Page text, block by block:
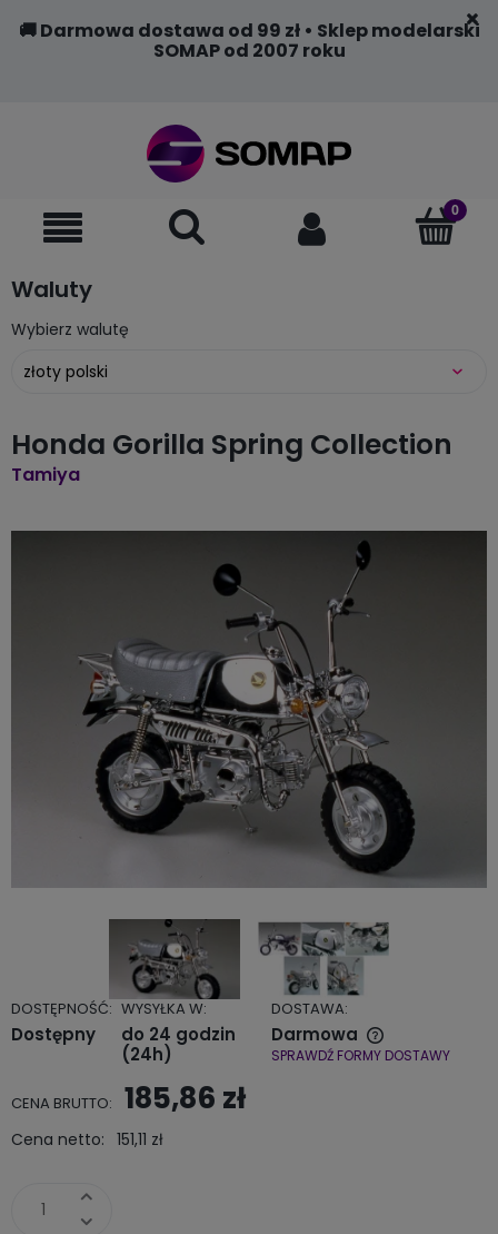
🚚 Darmowa dostawa od 99 zł • Sklep modelarski
SOMAP od 2007 roku
Waluty
Wybierz walutę
Honda Gorilla Spring Collection
Tamiya
DOSTĘPNOŚĆ:
Dostępny
WYSYŁKA W:
do 24 godzin
(24h)
DOSTAWA:
Darmowa
Cena nie zawiera ewentualnych kosztów płatności
SPRAWDŹ FORMY DOSTAWY
CENA BRUTTO: 185,86 zł
Cena netto: 151,11 zł